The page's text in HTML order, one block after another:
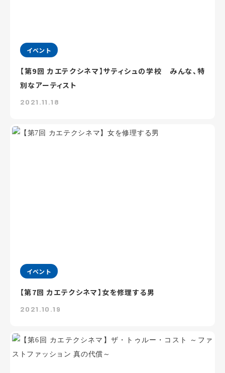
イベント
【第9回 カエテクシネマ】サティシュの学校 みんな、特
別なアーティスト
2021.11.18
イベント
【第7回 カエテクシネマ】女を修理する男
2021.10.19